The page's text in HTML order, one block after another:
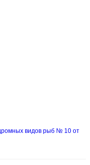
видов рыб № 10 от